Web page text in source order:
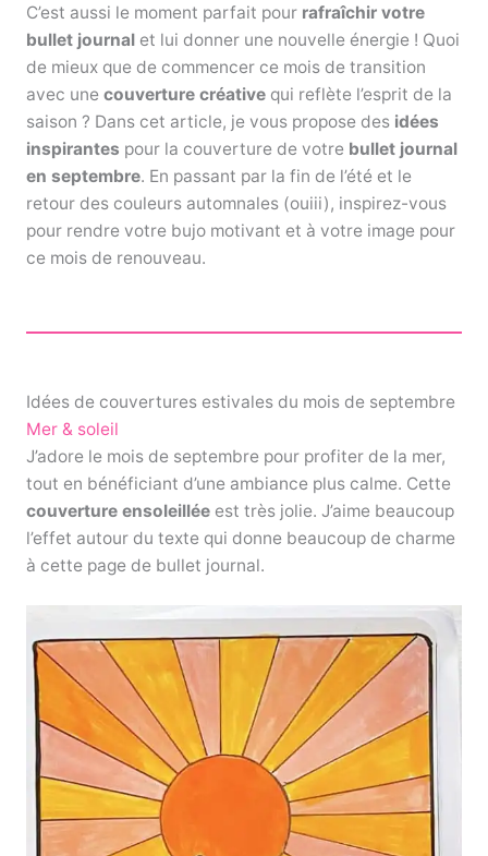
C’est aussi le moment parfait pour rafraîchir votre
bullet journal et lui donner une nouvelle énergie ! Quoi
de mieux que de commencer ce mois de transition
avec une couverture créativequi reflète l’esprit de la
saison ? Dans cet article, je vous propose des idées
inspirantes pour la couverture de votrebullet journal
en septembre. En passant par la fin de l’été et le
retour des couleurs automnales (ouiii), inspirez-vous
pour rendre votre bujo motivant et à votre image pour
ce mois de renouveau.
Idées de couvertures estivales du mois de septembre
Mer & soleil
J’adore le mois de septembre pour profiter de la mer,
tout en bénéficiant d’une ambiance plus calme. Cette
couverture ensoleillée est très jolie. J’aime beaucoup
l’effet autour du texte qui donne beaucoup de charme
à cette page de bullet journal.